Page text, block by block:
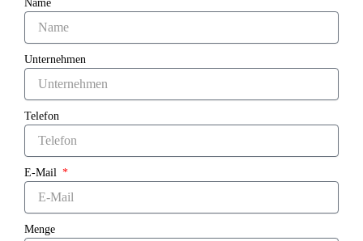
Name
Unternehmen
Telefon
E-Mail
Menge